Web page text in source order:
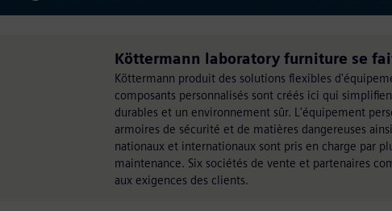
Köttermann laboratory furniture se
Köttermann produit des solutions flexibles
composants personnalisés sont créés ici qui
durables et un environnement sûr. L'équipement
armoires de sécurité et de matières dangereuses
nationaux et internationaux sont pris en charge par
maintenance. Six sociétés de vente et partenaires
aux exigences des clients.